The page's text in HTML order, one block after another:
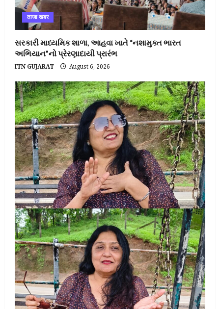
ताजा खबर
સરકારી માધ્યમિક શાળા, આહવા ખાતે “નશામુક્ત ભારત
અભિયાન”નો પ્રેરણાદાયી પ્રારંભ
ITN GUJARAT August 6, 2026